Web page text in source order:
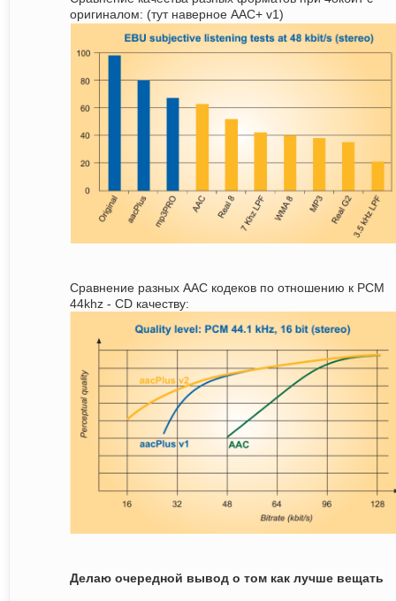
оригиналом: (тут наверное AAC+ v1)
Сравнение разных AAC кодеков по отношению к PCM
44khz - CD качеству:
Делаю очередной вывод о том как лучше вещать